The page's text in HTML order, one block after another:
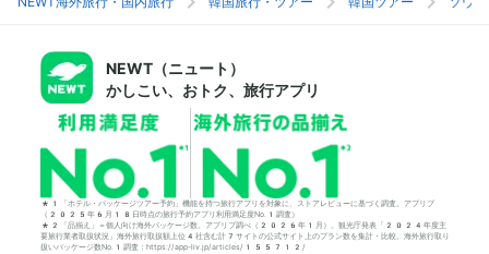
NEWT（ニュート）
かしこい、おトク、旅行アプリ
*1「ホテル・パッケージツアー予約」機能を持つ旅行アプリを対象に、ストアレビューに基づく調査。アプリブ
（2025年6月18日時点の旅行予約アプリ利用満足度No.1調査）
*2「品揃え」＝個人向け海外パッケージ数。アプリブ調べ（2026年1月）。観光庁発表「2024年度主
要旅行業者取扱状況」海外旅行取扱額上位4社含む計7サイトの公式サイト上のプラン数を集計・比較。海外旅行取り
扱いパッケージ数No.1調査：https://app-liv.jp/articles/155712/